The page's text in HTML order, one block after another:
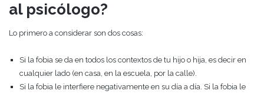
al psicólogo?
Lo primero a considerar son dos cosas:
Si la fobia se da en todos los contextos de tu hijo o hija, es decir en
cualquier lado (en casa, en la escuela, por la calle).
Si la fobia le interfiere negativamente en su día a día. Si la fobia le